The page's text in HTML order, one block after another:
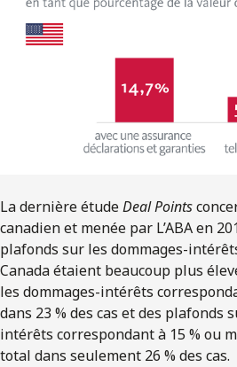
La dernière étudeDeal Points
canadien et menée par L’ABA en
plafonds sur les dommages-
Canada étaient beaucoup plus
les dommages-intérêts
dans 23 % des cas et des plafonds
intérêts correspondant à 15 % ou
total dans seulement 26 % des cas.